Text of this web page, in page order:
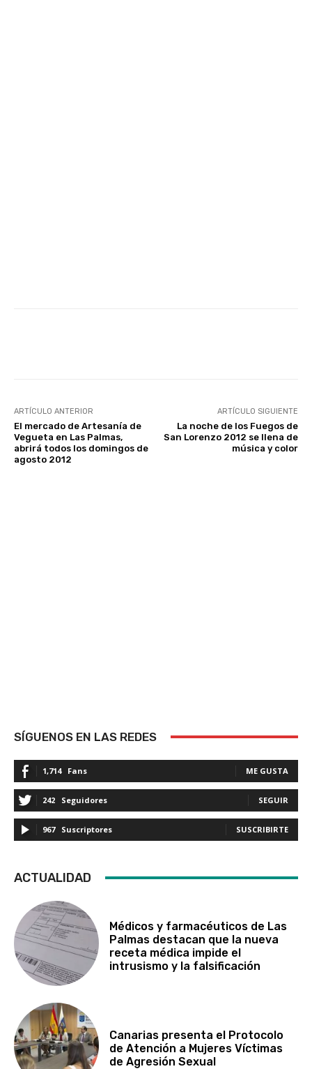
ARTÍCULO ANTERIOR
El mercado de Artesanía de
Vegueta en Las Palmas,
abrirá todos los domingos de
agosto 2012
ARTÍCULO SIGUIENTE
La noche de los Fuegos de
San Lorenzo 2012 se llena de
música y color
SÍGUENOS EN LAS REDES
1,714 Fans ME GUSTA
242 Seguidores SEGUIR
967 Suscriptores SUSCRIBIRTE
ACTUALIDAD
Médicos y farmacéuticos de Las
Palmas destacan que la nueva
receta médica impide el
intrusismo y la falsificación
Canarias presenta el Protocolo
de Atención a Mujeres Víctimas
de Agresión Sexual